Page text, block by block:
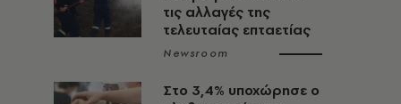
τις αλλαγές της
τελευταίας επταετίας
Newsroom
Στο 3,4% υποχώρησε ο